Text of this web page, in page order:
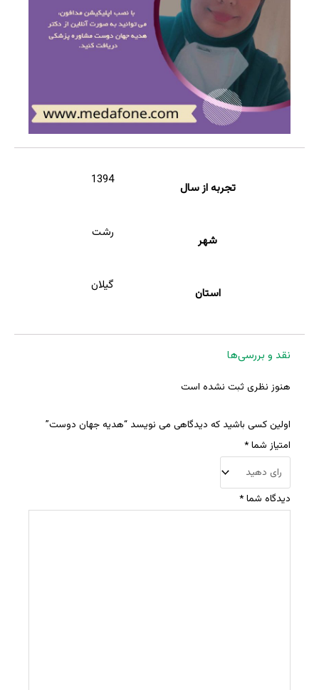
تجربه از سال
1394
شهر
رشت
استان
گیلان
نقد و بررسی‌ها
هنوز نظری ثبت نشده است
اولین کسی باشید که دیدگاهی می نویسد “هدیه جهان دوست”
امتیاز شما*
دیدگاه شما*